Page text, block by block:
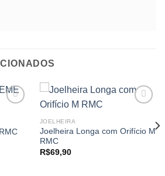
Add to
Add to
JOELHEIRA
Joelheira Longa com Orifício M
RMC
R$69,90